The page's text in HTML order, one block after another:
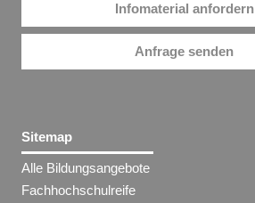
Infomaterial anfordern
Anfrage senden
Sitemap
Alle Bildungsangebote
Fachhochschulreife